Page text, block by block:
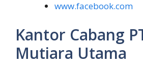
www.facebook.com
Kantor Cabang
Mutiara Utama